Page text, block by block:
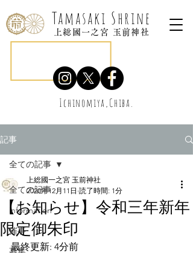
Tamasaki Shrine
上総國一之宮 玉前神社
Ichinomiya,Chiba.
記事
全ての記事
information
催事
全ての記事
【お知らせ】令和三年新年
限定御朱印
上総國一之宮 玉前神社
2020年12月11日 読了時間: 1分
最終更新: 4分前